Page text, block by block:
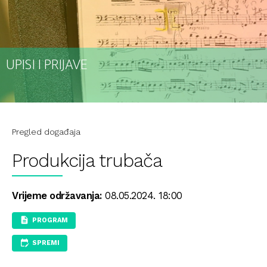
UPISI I PRIJAVE
Pregled događaja
Produkcija trubača
Vrijeme održavanja:08.05.2024. 18:00
PROGRAM
SPREMI